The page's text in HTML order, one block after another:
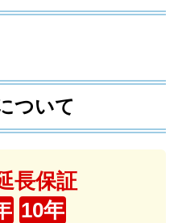
ついて
長保証
10年